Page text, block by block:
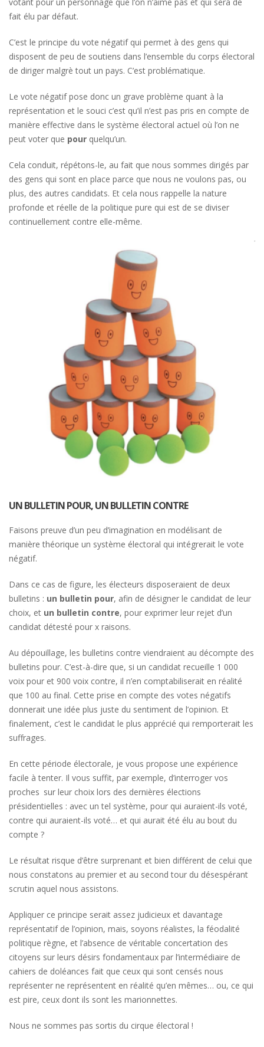
fait élu par défaut.
C’est le principe du vote négatif qui permet à des gens qui
disposent de peu de soutiens dans l’ensemble du corps électoral
de diriger malgrè tout un pays. C’est problématique.
Le vote négatif pose donc un grave problème quant à la
représentation et le souci c’est qu’il n’est pas pris en compte de
manière effective dans le système électoral actuel où l’on ne
peut voter que pour quelqu’un.
Cela conduit, répétons-le, au fait que nous sommes dirigés par
des gens qui sont en place parce que nous ne voulons pas, ou
plus, des autres candidats. Et cela nous rappelle la nature
profonde et réelle de la politique pure qui est de se diviser
continuellement contre elle-même.
UN BULLETIN POUR, UN BULLETIN CONTRE
Faisons preuve d’un peu d’imagination en modélisant de
manière théorique un système électoral qui intégrerait le vote
négatif.
Dans ce cas de figure, les électeurs disposeraient de deux
bulletins : un bulletin pour, afin de désigner le candidat de leur
choix, et un bulletin contre, pour exprimer leur rejet d’un
candidat détesté pour x raisons.
Au dépouillage, les bulletins contre viendraient au décompte des
bulletins pour. C’est-à-dire que, si un candidat recueille 1 000
voix pour et 900 voix contre, il n’en comptabiliserait en réalité
que 100 au final. Cette prise en compte des votes négatifs
donnerait une idée plus juste du sentiment de l’opinion. Et
finalement, c’est le candidat le plus apprécié qui remporterait les
suffrages.
En cette période électorale, je vous propose une expérience
facile à tenter. Il vous suffit, par exemple, d’interroger vos
proches sur leur choix lors des dernières élections
présidentielles : avec un tel système, pour qui auraient-ils voté,
contre qui auraient-ils voté… et qui aurait été élu au bout du
compte ?
Le résultat risque d’être surprenant et bien différent de celui que
nous constatons au premier et au second tour du désespérant
scrutin aquel nous assistons.
Appliquer ce principe serait assez judicieux et davantage
représentatif de l’opinion, mais, soyons réalistes, la féodalité
politique règne, et l’absence de véritable concertation des
citoyens sur leurs désirs fondamentaux par l’intermédiaire de
cahiers de doléances fait que ceux qui sont censés nous
représenter ne représentent en réalité qu’en mêmes… ou, ce qui
est pire, ceux dont ils sont les marionnettes.
Nous ne sommes pas sortis du cirque électoral !